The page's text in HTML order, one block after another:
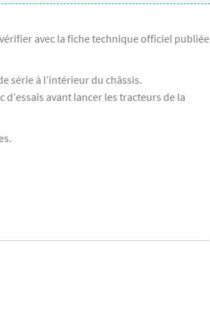
avec la fiche technique officiel publiée
série à l’intérieur du châssis.
avant lancer les tracteurs de la